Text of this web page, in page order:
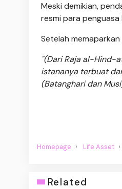
Meski demikian,
resmi para penguasa
Setelah
"(Dari Raja al-Hind-
istananya terbuat
(Batanghari dan
Homepage Life Asset
Related